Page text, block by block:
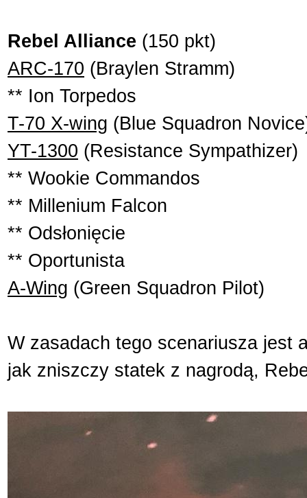
Rebel Alliance (150 pkt)
ARC-170 (Braylen Stramm)
** Ion Torpedos
T-70 X-wing (Blue Squadron
YT-1300 (Resistance Sympathizer)
** Wookie Commandos
** Millenium Falcon
** Odsłonięcie
** Oportunista
A-Wing (Green Squadron Pilot)
W zasadach tego scenariusza jest
jak zniszczy statek z nagrodą,